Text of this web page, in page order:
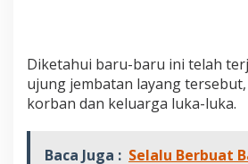
a
,
F
i
r
Diketahui baru-baru ini telah
ujung jembatan layang
korban dan keluarga luka-luka.
Baca Juga : Selalu Berbuat